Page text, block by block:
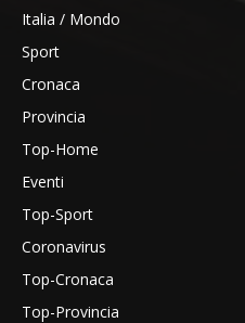
Italia / Mondo
Sport
Cronaca
Provincia
Top-Home
Eventi
Top-Sport
Coronavirus
Top-Cronaca
Top-Provincia